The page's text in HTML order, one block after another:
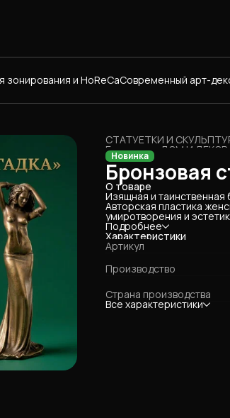
зонирования и HoReCaСовременный арт-
СТАТУЕТКИ И
ДОМ И ДЕКОР
Главная ›
Новинка
Бронзовая
О товаре
Изящная и таинственная
Авторская пластика
умиротворения и
патинированием
идеально дополнит
или кабинета.
Подробнее
Характеристики
Артикул
Производство
Страна производства
Все характеристики